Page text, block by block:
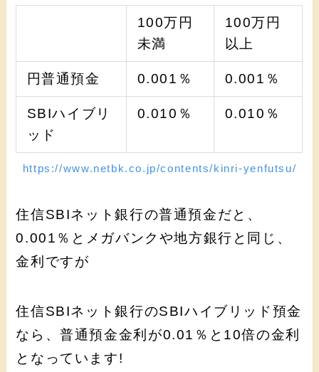
100万円
未満
100万円
以上
円普通預金 0.001％ 0.001％
SBIハイブリ
ッド
0.010％ 0.010％
https://www.netbk.co.jp/contents/kinri-yenfutsu/
住信SBIネット銀行の普通預金だと、
0.001％とメガバンクや地方銀行と同じ、
金利ですが
住信SBIネット銀行のSBIハイブリッド預金
なら、普通預金金利が0.01％と10倍の金利
となっています!